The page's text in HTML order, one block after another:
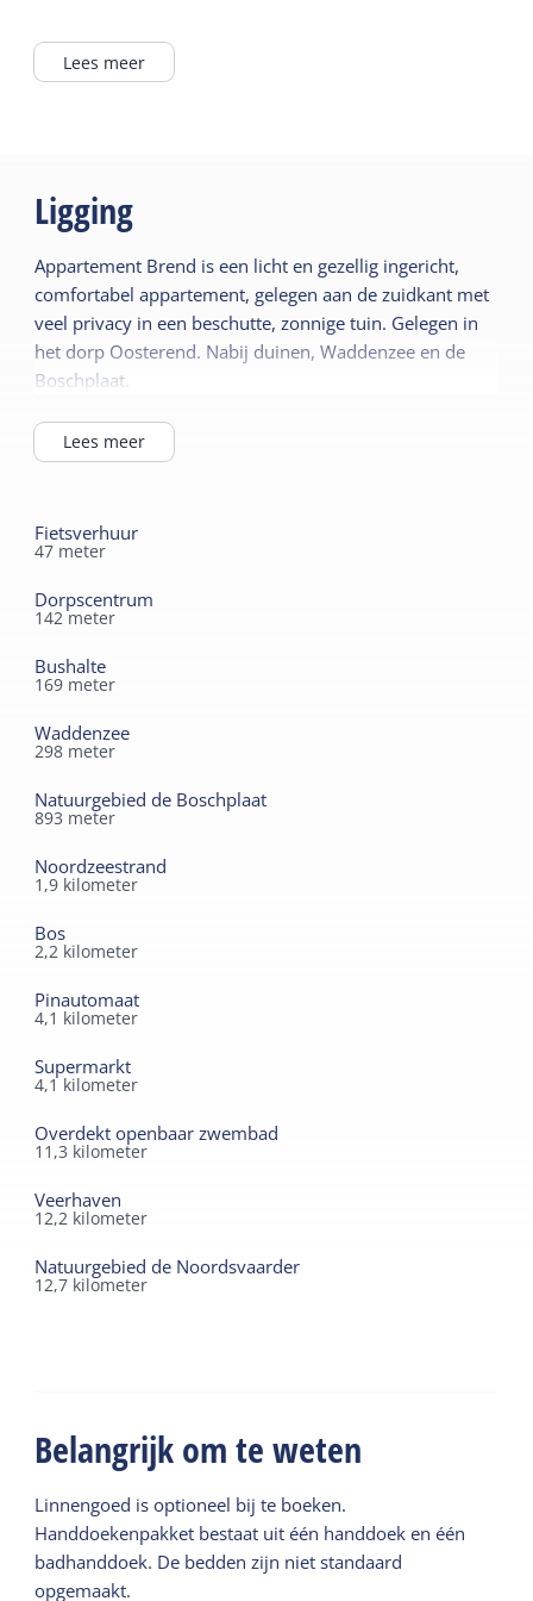
Algemeen
Slaapkamer begane
Rookvrij
Wifi privé
Sanitair
Separaat toilet
Douche in bad
Tweede toilet
Gedeelde faciliteiten
Parkeerterrein
Speelveld
Lees meer
Ligging
Appartement Brend is een licht en gezellig ingericht,
comfortabel appartement, gelegen aan de zuidkant met
veel privacy in een beschutte, zonnige tuin. Gelegen in
het dorp Oosterend. Nabij duinen, Waddenzee en de
Boschplaat.
Lees meer
Fietsverhuur
47 meter
Dorpscentrum
142 meter
Bushalte
169 meter
Waddenzee
298 meter
Natuurgebied de Boschplaat
893 meter
Noordzeestrand
1,9 kilometer
Bos
2,2 kilometer
Pinautomaat
4,1 kilometer
Supermarkt
4,1 kilometer
Overdekt openbaar zwembad
11,3 kilometer
Veerhaven
12,2 kilometer
Natuurgebied de Noordsvaarder
12,7 kilometer
Belangrijk om te weten
Linnengoed is optioneel bij te boeken.
Handdoekenpakket bestaat uit één handdoek en één
badhanddoek. De bedden zijn niet standaard
opgemaakt.